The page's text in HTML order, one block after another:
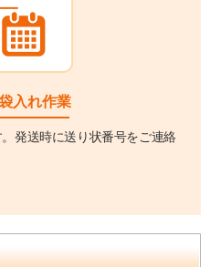
入れ作業
発送時に送り状番号をご連絡